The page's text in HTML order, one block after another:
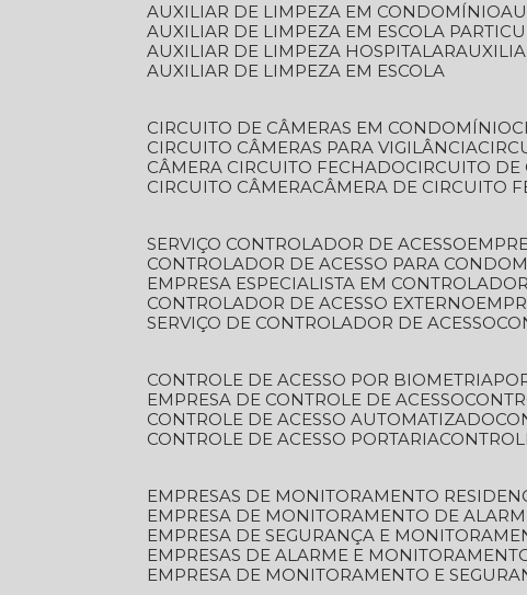
AUXILIAR DE LIMPEZA EM CONDOMÍNIO
AUXILIAR DE LIMPEZA EM ESCOLA
AUXILIAR DE LIMPEZA HOSPITALAR
AUXILIAR DE LIMPEZA EM ESCOLA
CIRCUITO DE CÂMERAS EM CONDOMÍNIO
CIRCUITO CÂMERAS PARA VIGILÂNCIA
CÂMERA CIRCUITO FECHADO
CIRCUITO
CIRCUITO CÂMERA
CÂMERA DE CIRCUITO
SERVIÇO CONTROLADOR DE ACESSO
CONTROLADOR DE ACESSO PARA
EMPRESA ESPECIALISTA EM
CONTROLADOR DE ACESSO EXTERNO
SERVIÇO DE CONTROLADOR DE ACESSO
CONTROLE DE ACESSO POR BIOMETRIA
EMPRESA DE CONTROLE DE ACESSO
CONTROLE DE ACESSO AUTOMATIZADO
CONTROLE DE ACESSO PORTARIA
EMPRESAS DE MONITORAMENTO
EMPRESA DE MONITORAMENTO DE
EMPRESA DE SEGURANÇA E
EMPRESAS DE ALARME E
EMPRESA DE MONITORAMENTO E